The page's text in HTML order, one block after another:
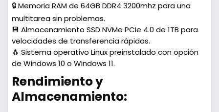
🔒 Memoria RAM de 64GB DDR4 3200mhz para una
multitarea sin problemas.
💾 Almacenamiento SSD NVMe PCIe 4.0 de 1TB para
velocidades de transferencia rápidas.
🐧 Sistema operativo Linux preinstalado con opción
de Windows 10 o Windows 11.
Rendimiento y
Almacenamiento: